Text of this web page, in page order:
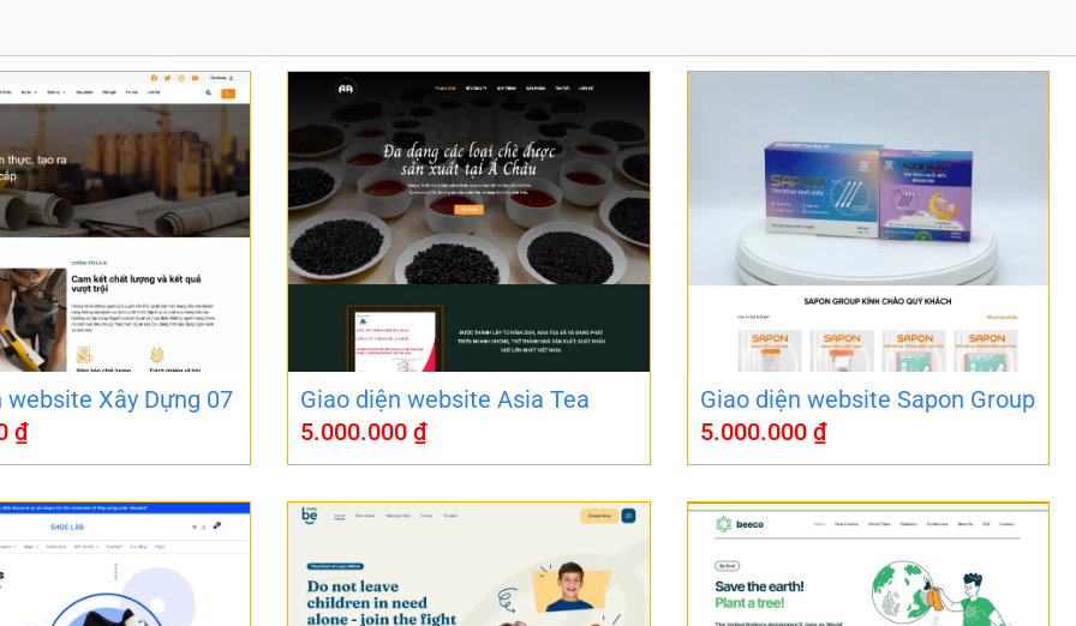
website Xây Dựng 07
₫
Giao diện website Asia Tea
5.000.000 ₫
Giao diện website Sapon Group
5.000.000 ₫